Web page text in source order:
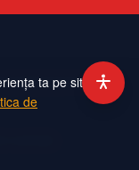
Hartă Site
ta pe site.
de